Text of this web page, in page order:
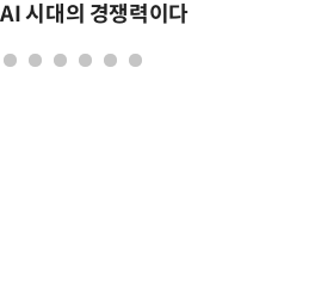
시대의 경쟁력이다